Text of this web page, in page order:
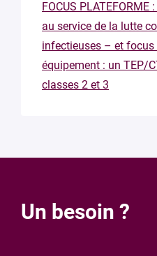
FOCUS
au service de la lutte
infectieuses – et focus
équipement : un TEP/
classes 2 et 3
Un besoin ?